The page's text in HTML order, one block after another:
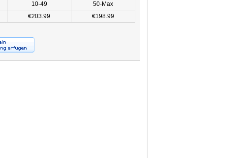
10-49
50-Max
€203.99 €198.99